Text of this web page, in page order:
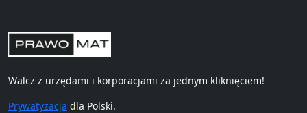
Walcz z urzędami i korporacjami za jednym kliknięciem!
Prywatyzacja dla Polski.